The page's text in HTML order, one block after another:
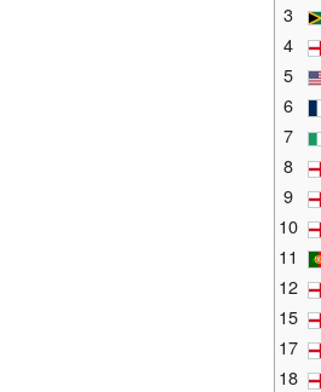
3
4
5
6
7
8
9
10
11
12
15
17
18